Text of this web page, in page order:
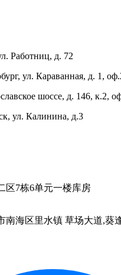
Работниц, д. 72
ул. Караванная, д. 1,
шоссе, д. 146, к.2,
ул. Калинина, д.3
区7栋6单元一楼库房
南海区里水镇 草场大道,葵